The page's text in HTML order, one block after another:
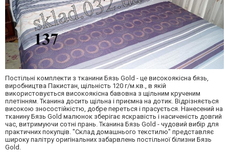
Постільні комплекти з тканини Бязь Gold - це високоякісна бязь,
виробництва Пакистан, щільність 120 г/м.кв., в якій
використовується високоякісна бавовна з щільним крученим
плетінням. Тканина досить щільна і приємна на дотик. Відрізняється
високою зносостійкістю, добре переться і прасується. Нанесений на
тканину Бязь Gold малюнок зберігає яскравість і насиченість довгий
час, витримуючи сотні прань. Тканина Бязь Gold - чудовий вибір для
практичних покупців. "Склад домашнього текстилю" представляє
широку палітру оригінальних забарвлень постільної білизни Бязь
Gold.